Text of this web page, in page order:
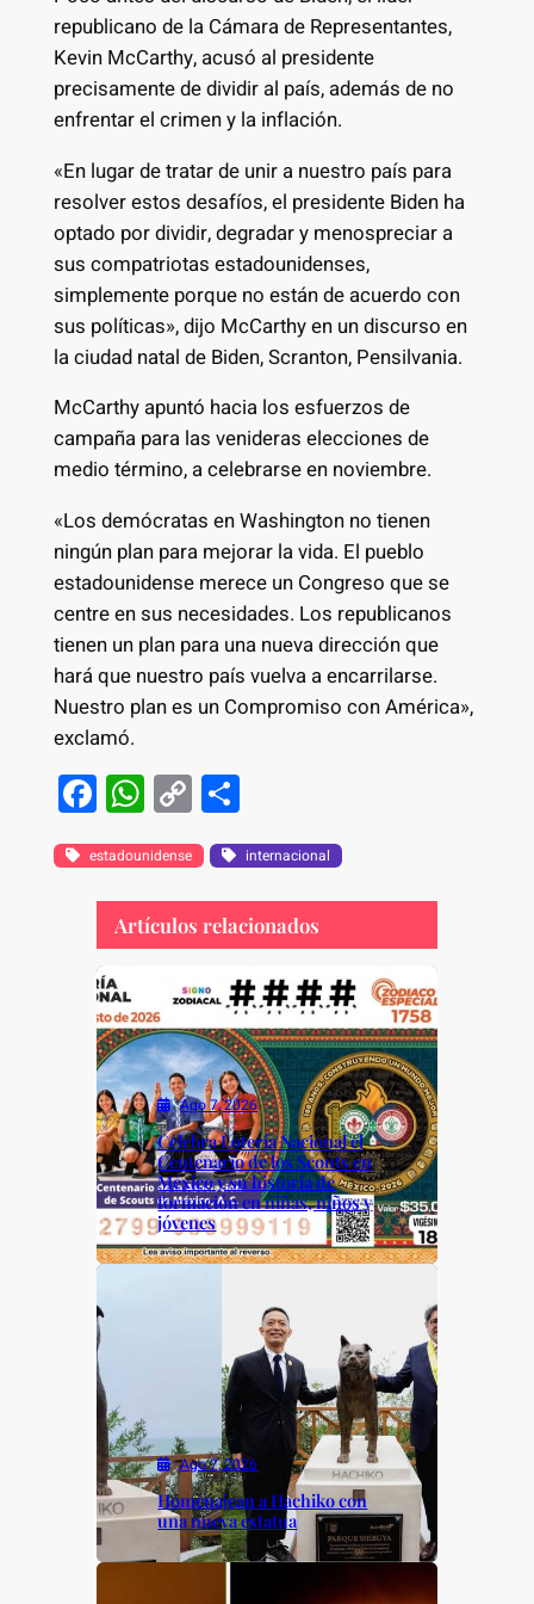
republicano de la Cámara de Representantes,
Kevin McCarthy, acusó al presidente
precisamente de dividir al país, además de no
enfrentar el crimen y la inflación.
«En lugar de tratar de unir a nuestro país para
resolver estos desafíos, el presidente Biden ha
optado por dividir, degradar y menospreciar a
sus compatriotas estadounidenses,
simplemente porque no están de acuerdo con
sus políticas», dijo McCarthy en un discurso en
la ciudad natal de Biden, Scranton, Pensilvania.
McCarthy apuntó hacia los esfuerzos de
campaña para las venideras elecciones de
medio término, a celebrarse en noviembre.
«Los demócratas en Washington no tienen
ningún plan para mejorar la vida. El pueblo
estadounidense merece un Congreso que se
centre en sus necesidades. Los republicanos
tienen un plan para una nueva dirección que
hará que nuestro país vuelva a encarrilarse.
Nuestro plan es un Compromiso con América»,
exclamó.
F
a
c
e
b
o
o
k
W
h
at
s
A
p
C
o
p
y
Li
n
k
S
h
ar
e
estadounidense internacional
Artículos relacionados
Ago 7, 2026
Celebra Lotería Nacional el
Centenario de los Scouts en
México y su historia de
formación en niñas, niños y
jóvenes
Ago 7, 2026
Homenajean a Hachiko con
una nueva estatua